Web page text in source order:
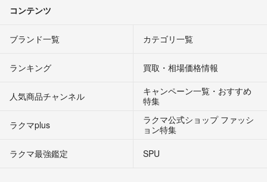
コンテンツ
ブランド一覧 カテゴリ一覧
ランキング 買取・相場価格情報
人気商品チャンネル
キャンペーン一覧・おすすめ
特集
ラクマplus
ラクマ公式ショップ ファッシ
ョン特集
ラクマ最強鑑定
SPU